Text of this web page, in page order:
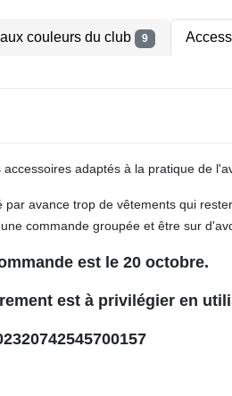
couleurs du club 9
adaptés à la pratique de
par avance trop de vêtements qui
commande groupée et être sur
est le 20 octobre.
est à privilégier en